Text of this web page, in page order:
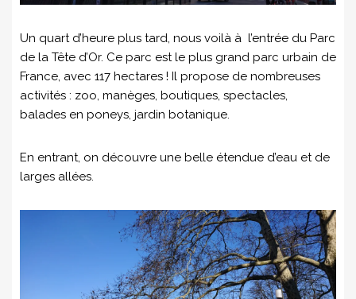
Un quart d’heure plus tard, nous voilà à l’entrée du Parc
de la Tête d’Or. Ce parc est le plus grand parc urbain de
France, avec 117 hectares ! Il propose de nombreuses
activités : zoo, manèges, boutiques, spectacles,
balades en poneys, jardin botanique.
En entrant, on découvre une belle étendue d’eau et de
larges allées.